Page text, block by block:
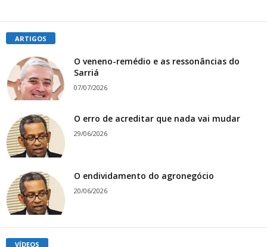
ARTIGOS
O veneno-remédio e as ressonâncias do
Sarriá
07/07/2026
O erro de acreditar que nada vai mudar
29/06/2026
O endividamento do agronegócio
20/06/2026
VÍDEOS